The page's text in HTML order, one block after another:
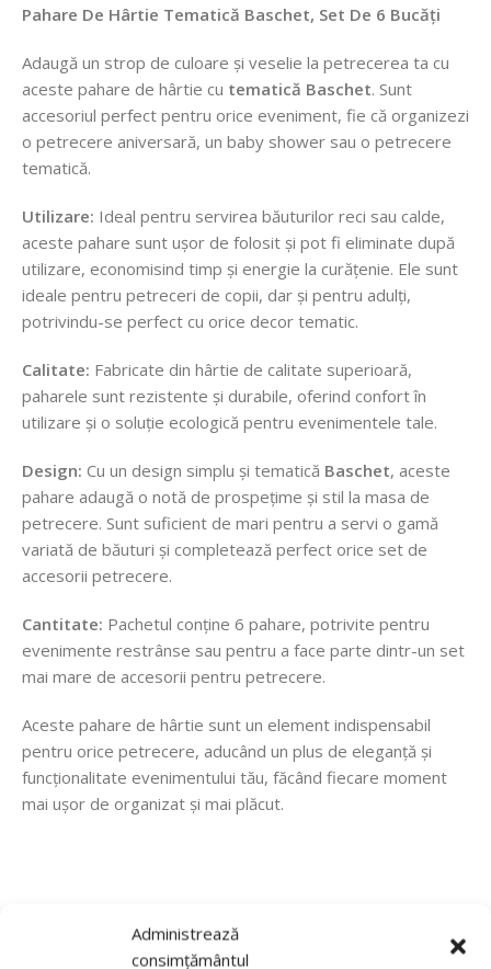
Administrează
consimțământul
Pahare De Hârtie Tematică Baschet, Set De 6 Bucăți
Adaugă un strop de culoare și veselie la petrecerea ta cu
aceste pahare de hârtie cu tematică Baschet. Sunt
accesoriul perfect pentru orice eveniment, fie că organizezi
o petrecere aniversară, un baby shower sau o petrecere
tematică.
Utilizare: Ideal pentru servirea băuturilor reci sau calde,
aceste pahare sunt ușor de folosit și pot fi eliminate după
utilizare, economisind timp și energie la curățenie. Ele sunt
ideale pentru petreceri de copii, dar și pentru adulți,
potrivindu-se perfect cu orice decor tematic.
Calitate: Fabricate din hârtie de calitate superioară,
paharele sunt rezistente și durabile, oferind confort în
utilizare și o soluție ecologică pentru evenimentele tale.
Design: Cu un design simplu și tematică Baschet, aceste
pahare adaugă o notă de prospețime și stil la masa de
petrecere. Sunt suficient de mari pentru a servi o gamă
variată de băuturi și completează perfect orice set de
accesorii petrecere.
Cantitate: Pachetul conține 6 pahare, potrivite pentru
evenimente restrânse sau pentru a face parte dintr-un set
mai mare de accesorii pentru petrecere.
Aceste pahare de hârtie sunt un element indispensabil
pentru orice petrecere, aducând un plus de eleganță și
funcționalitate evenimentului tău, făcând fiecare moment
mai ușor de organizat și mai plăcut.